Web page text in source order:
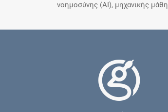
νοημοσύνης (AI), μηχανικής